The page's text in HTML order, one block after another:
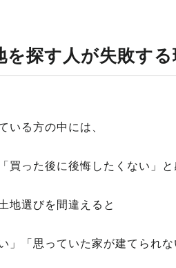
を探す人が失敗する
いる方の中には、
買った後に後悔したくない」
地選びを間違えると
」「思っていた家が建てられ